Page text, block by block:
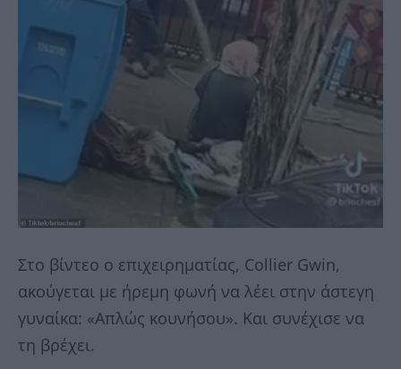
Στο βίντεο ο επιχειρηματίας, Collier Gwin,
ακούγεται με ήρεμη φωνή να λέει στην άστεγη
γυναίκα: «Απλώς κουνήσου». Και συνέχισε να
τη βρέχει.